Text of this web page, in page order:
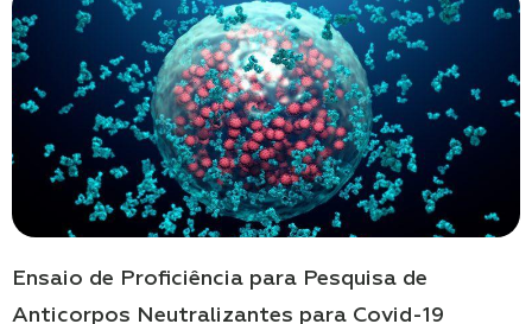
Ensaio de Proficiência para Pesquisa de
Anticorpos Neutralizantes para Covid-19